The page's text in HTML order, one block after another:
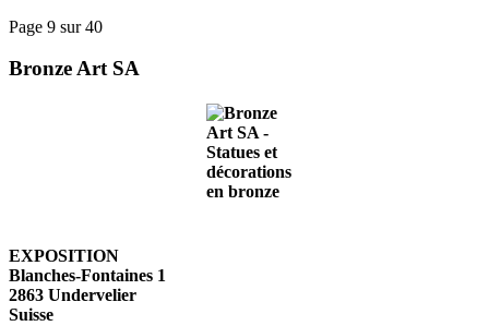
Page 9 sur 40
Bronze Art SA
EXPOSITION
Blanches-Fontaines 1
2863 Undervelier
Suisse